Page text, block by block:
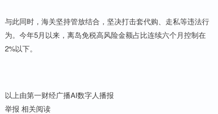
与此同时，海关坚持管放结合，坚决打击套代购、走私等违法行
为。今年5月以来，离岛免税高风险金额占比连续六个月控制在
2%以下。
以上由第一财经广播AI数字人播报
举报 相关阅读